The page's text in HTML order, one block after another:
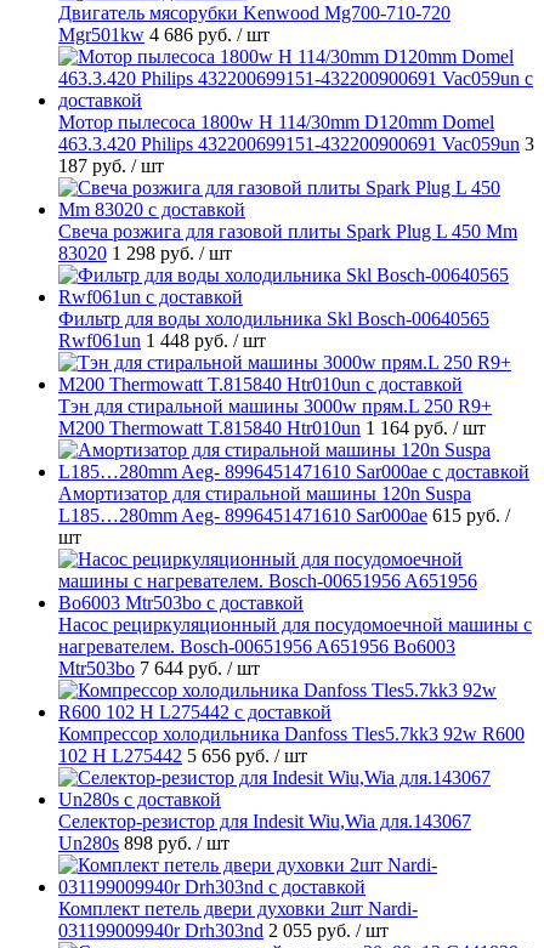
Двигатель мясорубки Kenwood Mg700-710-720
Mgr501kw 4 686 руб. / шт
Мотор пылесоса 1800w H 114/30mm D120mm Domel
463.3.420 Philips 432200699151-432200900691 Vac059un 3
187 руб. / шт
Свеча розжига для газовой плиты Spark Plug L 450 Mm
83020 1 298 руб. / шт
Фильтр для воды холодильника Skl Bosch-00640565
Rwf061un 1 448 руб. / шт
Тэн для стиральной машины 3000w прям.L 250 R9+
M200 Thermowatt T.815840 Htr010un 1 164 руб. / шт
Амортизатор для стиральной машины 120n Suspa
L185…280mm Aeg- 8996451471610 Sar000ae 615 руб. /
шт
Насос рециркуляционный для посудомоечной машины с
нагревателем. Bosch-00651956 A651956 Bo6003
Mtr503bo 7 644 руб. / шт
Компрессор холодильника Danfoss Tles5.7kk3 92w R600
102 H L275442 5 656 руб. / шт
Селектор-резистор для Indesit Wiu,Wia для.143067
Un280s 898 руб. / шт
Комплект петель двери духовки 2шт Nardi-
031199009940r Drh303nd 2 055 руб. / шт